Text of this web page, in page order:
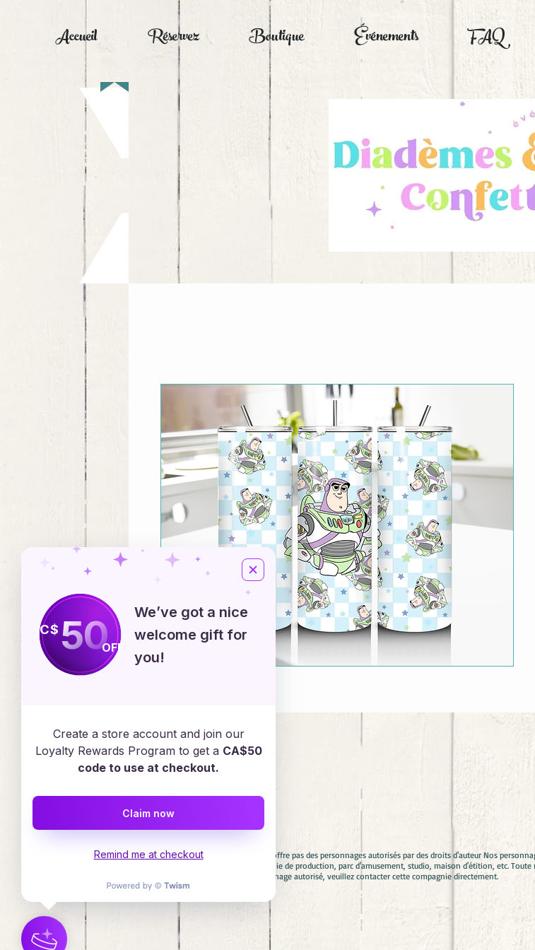
Accueil Réservez Boutique Événements FAQ
Emploi
Services en ligne
Avertissement : Diadèmes & Confettis n'offre pas des personnages autorisés par des droits d'auteur Nos
aucun cas associés avec aucune compagnie de production, parc d'amusement, studio, maison d'étition, etc.
involontaire. Si vous cherchez un personnage autorisé, veuillez contacter cette compagnie directement.
C$50OFF
We’ve got a nice
welcome gift for
you!
Create a store account and join our
Loyalty Rewards Program to get a CA$50
code to use at checkout.
Claim now
Remind me at checkout